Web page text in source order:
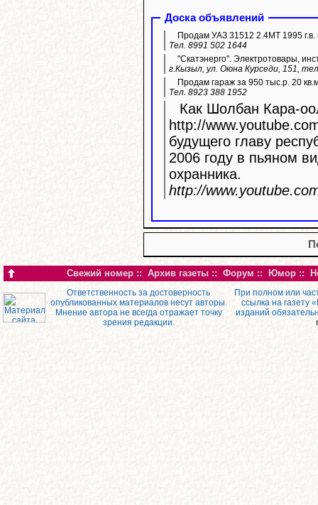
Доска объявлений
Продам УАЗ 31512 2.4МТ 1995 г.в.
Тел. 8991 502 1644
"Скатэнерго". Электротовары,
г.Кызыл, ул. Оюна Курседи, 151,
Продам гараж за 950 тыс.р. 20
Тел. 8923 388 1952
Как Шолбан Кара-
http://www.youtube.com/
будущего главу
2006 году в пьяном
охранника.
http://
Свежий номер :: Архив газеты :: Форум :: Юмор ::
Ответственность за достоверность
опубликованных материалов несут авторы.
Мнение автора не всегда отражает точку
зрения редакции.
При полном или
ссылка на газету
изданий